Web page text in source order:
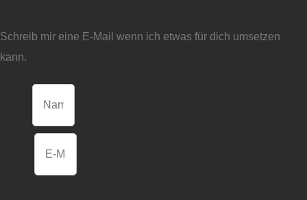
Schreib mir eine E-Mail wenn ich etwas für dich umsetzen
kann.